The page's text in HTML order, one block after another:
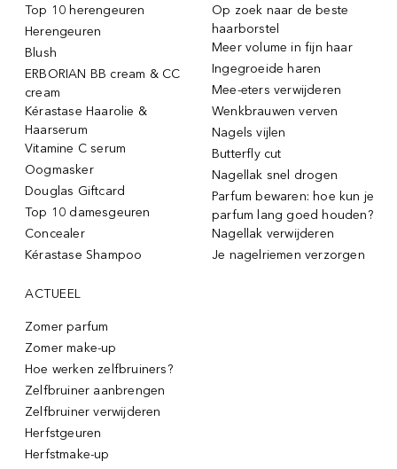
Top 10 herengeuren
Herengeuren
Blush
ERBORIAN BB cream & CC
cream
Kérastase Haarolie &
Haarserum
Vitamine C serum
Oogmasker
Douglas Giftcard
Top 10 damesgeuren
Concealer
Kérastase Shampoo
Op zoek naar de beste
haarborstel
Meer volume in fijn haar
Ingegroeide haren
Mee-eters verwijderen
Wenkbrauwen verven
Nagels vijlen
Butterfly cut
Nagellak snel drogen
Parfum bewaren: hoe kun je
parfum lang goed houden?
Nagellak verwijderen
Je nagelriemen verzorgen
ACTUEEL
Zomer parfum
Zomer make-up
Hoe werken zelfbruiners?
Zelfbruiner aanbrengen
Zelfbruiner verwijderen
Herfstgeuren
Herfstmake-up